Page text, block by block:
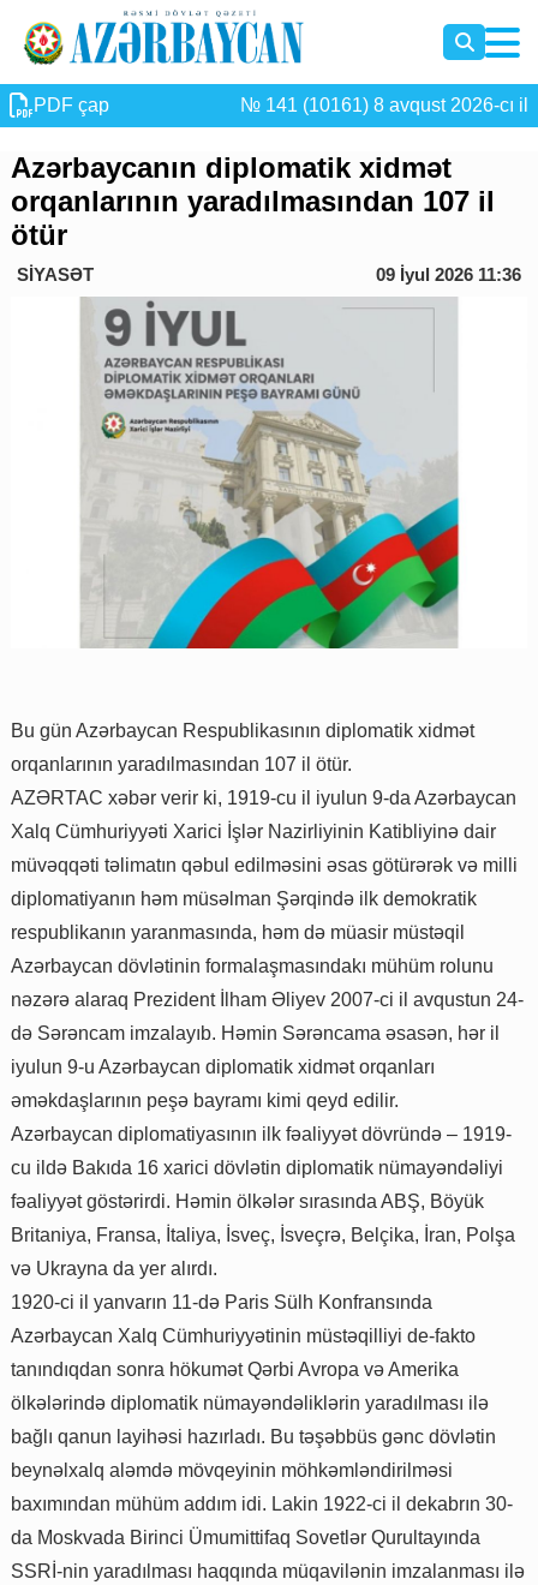
PDF çap № 141 (10161) 8 avqust 2026-cı il
Azərbaycanın diplomatik xidmət
orqanlarının yaradılmasından 107 il
ötür
SİYASƏT 09 İyul 2026 11:36
Bu gün Azərbaycan Respublikasının diplomatik xidmət
orqanlarının yaradılmasından 107 il ötür.
AZƏRTAC xəbər verir ki, 1919-cu il iyulun 9-da Azərbaycan
Xalq Cümhuriyyəti Xarici İşlər Nazirliyinin Katibliyinə dair
müvəqqəti təlimatın qəbul edilməsini əsas götürərək və milli
diplomatiyanın həm müsəlman Şərqində ilk demokratik
respublikanın yaranmasında, həm də müasir müstəqil
Azərbaycan dövlətinin formalaşmasındakı mühüm rolunu
nəzərə alaraq Prezident İlham Əliyev 2007-ci il avqustun 24-
də Sərəncam imzalayıb. Həmin Sərəncama əsasən, hər il
iyulun 9-u Azərbaycan diplomatik xidmət orqanları
əməkdaşlarının peşə bayramı kimi qeyd edilir.
Azərbaycan diplomatiyasının ilk fəaliyyət dövründə – 1919-
cu ildə Bakıda 16 xarici dövlətin diplomatik nümayəndəliyi
fəaliyyət göstərirdi. Həmin ölkələr sırasında ABŞ, Böyük
Britaniya, Fransa, İtaliya, İsveç, İsveçrə, Belçika, İran, Polşa
və Ukrayna da yer alırdı.
1920-ci il yanvarın 11-də Paris Sülh Konfransında
Azərbaycan Xalq Cümhuriyyətinin müstəqilliyi de-fakto
tanındıqdan sonra hökumət Qərbi Avropa və Amerika
ölkələrində diplomatik nümayəndəliklərin yaradılması ilə
bağlı qanun layihəsi hazırladı. Bu təşəbbüs gənc dövlətin
beynəlxalq aləmdə mövqeyinin möhkəmləndirilməsi
baxımından mühüm addım idi. Lakin 1922-ci il dekabrın 30-
da Moskvada Birinci Ümumittifaq Sovetlər Qurultayında
SSRİ-nin yaradılması haqqında müqavilənin imzalanması ilə